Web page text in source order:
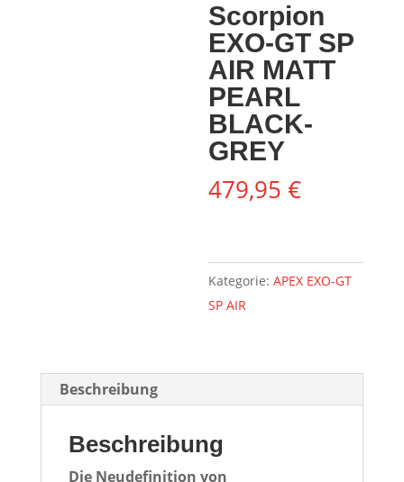
Scorpion
EXO-GT SP
AIR MATT
PEARL
BLACK-
GREY
479,95€
Kategorie:APEX EXO-GT
SP AIR
Beschreibung
Beschreibung
Die Neudefinition von